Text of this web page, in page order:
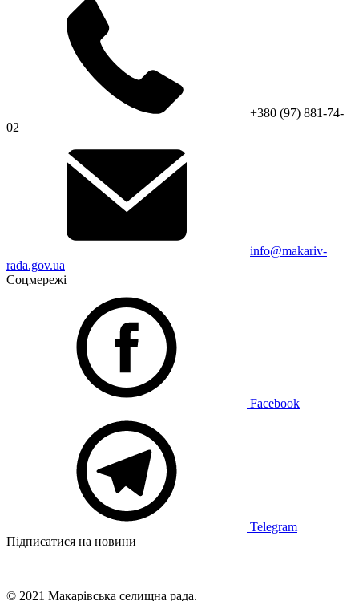
+380 (97) 881-74-
02
info@makariv-
rada.gov.ua
Соцмережі
Facebook
Telegram
Підписатися на новини
© 2021 Макарівська селищна рада.